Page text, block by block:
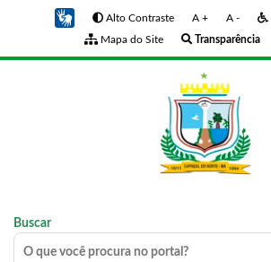
Alto Contraste A + A -
Mapa do Site
Transparência
Buscar